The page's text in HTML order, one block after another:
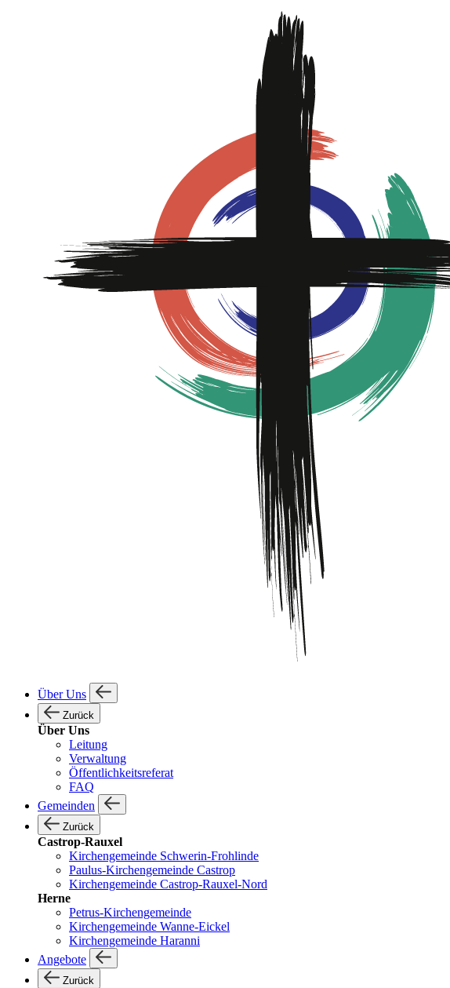
Über Uns
Zurück
Über Uns
Leitung
Verwaltung
Öffentlichkeitsreferat
FAQ
Gemeinden
Zurück
Castrop-Rauxel
Kirchengemeinde Schwerin-Frohlinde
Paulus-Kirchengemeinde Castrop
Kirchengemeinde Castrop-Rauxel-Nord
Herne
Petrus-Kirchengemeinde
Kirchengemeinde Wanne-Eickel
Kirchengemeinde Haranni
Angebote
Zurück